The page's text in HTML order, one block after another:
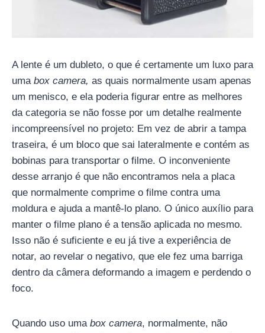
A lente é um dubleto, o que é certamente um luxo para
uma box camera, as quais normalmente usam apenas
um menisco, e ela poderia figurar entre as melhores
da categoria se não fosse por um detalhe realmente
incompreensível no projeto: Em vez de abrir a tampa
traseira, é um bloco que sai lateralmente e contém as
bobinas para transportar o filme. O inconveniente
desse arranjo é que não encontramos nela a placa
que normalmente comprime o filme contra uma
moldura e ajuda a mantê-lo plano. O único auxílio para
manter o filme plano é a tensão aplicada no mesmo.
Isso não é suficiente e eu já tive a experiência de
notar, ao revelar o negativo, que ele fez uma barriga
dentro da câmera deformando a imagem e perdendo o
foco.
Quando uso uma box camera, normalmente, não